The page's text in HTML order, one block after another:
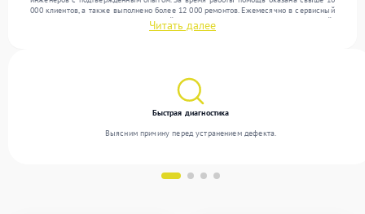
000 клиентов, а также выполнено более 12 000 ремонтов. Ежемесячно в сервисный
центр поступает более 300 обращений, включая , , . Мы устраняем поломки любой
сложности и обеспечиваем надежный результат благодаря опыту команды.
Читать далее
Быстрая диагностика
Выясним причину перед устранением дефекта.